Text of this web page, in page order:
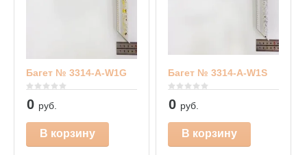
Багет № 3314-A-W1G
0 руб.
В корзину
Багет № 3314-A-W1S
0 руб.
В корзину